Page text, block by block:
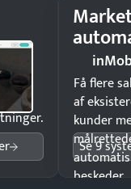
til
Få flere
af
kunder
beskeder.
Se 9